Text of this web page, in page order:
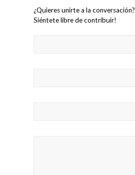
¿Quieres unirte a la conversación?
Siéntete libre de contribuir!